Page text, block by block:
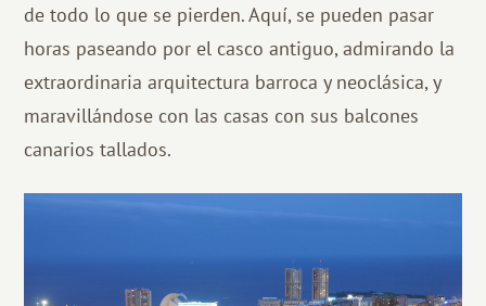
de todo lo que se pierden. Aquí, se pueden pasar
horas paseando por el casco antiguo, admirando la
extraordinaria arquitectura barroca y neoclásica, y
maravillándose con las casas con sus balcones
canarios tallados.